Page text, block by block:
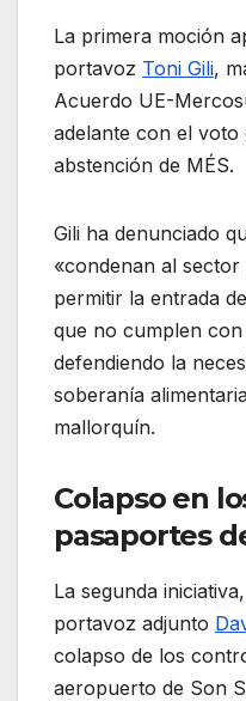
La primera moción
portavoz Toni Gili,
Acuerdo UE-
adelante con el voto
abstención de MÉS.
Gili ha denunciado
«condenan al
permitir la entrada
que no cumplen con
defendiendo la
soberanía
mallorquín.
Colapso en
pasaportes
La segunda
portavoz adjunto
colapso de los
aeropuerto de Son